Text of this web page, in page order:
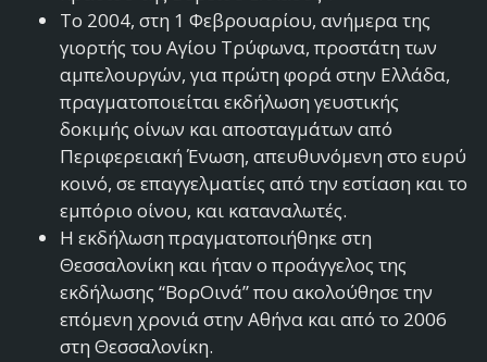
Το 2004, στη 1 Φεβρουαρίου, ανήμερα της
γιορτής του Αγίου Τρύφωνα, προστάτη των
αμπελουργών, για πρώτη φορά στην Ελλάδα,
πραγματοποιείται εκδήλωση γευστικής
δοκιμής οίνων και αποσταγμάτων από
Περιφερειακή Ένωση, απευθυνόμενη στο ευρύ
κοινό, σε επαγγελματίες από την εστίαση και το
εμπόριο οίνου, και καταναλωτές.
Η εκδήλωση πραγματοποιήθηκε στη
Θεσσαλονίκη και ήταν ο προάγγελος της
εκδήλωσης “ΒορΟινά” που ακολούθησε την
επόμενη χρονιά στην Αθήνα και από το 2006
στη Θεσσαλονίκη.